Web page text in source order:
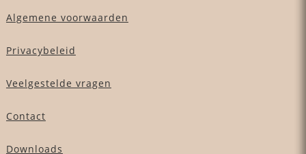
Algemene voorwaarden
Privacybeleid
Veelgestelde vragen
Contact
Downloads